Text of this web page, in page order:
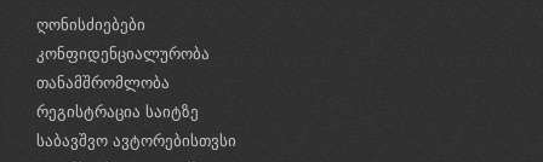
ღონისძიებები
კონფიდენციალურობა
თანამშრომლობა
რეგისტრაცია საიტზე
საბავშვო ავტორებისთვსი